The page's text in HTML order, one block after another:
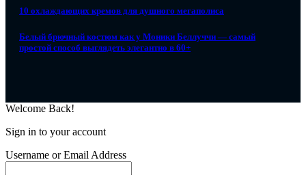
10 охлаждающих кремов для душного мегаполиса
Белый брючный костюм как у Моники Беллуччи — самый
простой способ выглядеть элегантно в 60+
Welcome Back!
Sign in to your account
Username or Email Address